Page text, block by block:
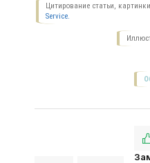
Цитирование статьи,
Service.